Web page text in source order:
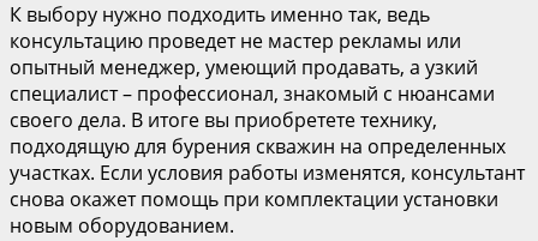
К выбору нужно подходить именно так, ведь
консультацию проведет не мастер рекламы или
опытный менеджер, умеющий продавать, а узкий
специалист – профессионал, знакомый с нюансами
своего дела. В итоге вы приобретете технику,
подходящую для бурения скважин на определенных
участках. Если условия работы изменятся, консультант
снова окажет помощь при комплектации установки
новым оборудованием.